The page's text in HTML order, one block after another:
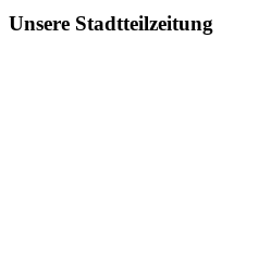
Unsere Stadtteilzeitung